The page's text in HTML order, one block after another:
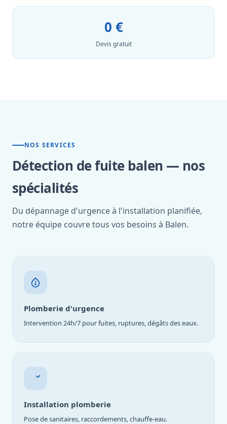
0 €
Devis gratuit
NOS SERVICES
Détection de fuite balen — nos
spécialités
Du dépannage d'urgence à l'installation planifiée,
notre équipe couvre tous vos besoins à Balen.
Plomberie d'urgence
Intervention 24h/7 pour fuites, ruptures, dégâts des eaux.
Installation plomberie
Pose de sanitaires, raccordements, chauffe-eau.